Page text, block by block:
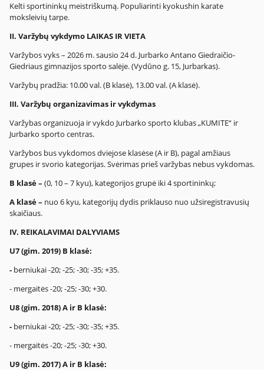
Kelti sportininkų meistriškumą. Populiarinti kyokushin karate
moksleivių tarpe.
II. Varžybų vykdymo LAIKAS IR VIETA
Varžybos vyks – 2026 m. sausio 24 d. Jurbarko Antano Giedraičio-
Giedriaus gimnazijos sporto salėje. (Vydūno g. 15, Jurbarkas).
Varžybų pradžia: 10.00 val. (B klasė), 13.00 val. (A klasė).
III. Varžybų organizavimas ir vykdymas
Varžybas organizuoja ir vykdo Jurbarko sporto klubas „KUMITE“ ir
Jurbarko sporto centras.
Varžybos bus vykdomos dviejose klasėse (A ir B), pagal amžiaus
grupes ir svorio kategorijas. Svėrimas prieš varžybas nebus vykdomas.
B klasė – (0, 10 – 7 kyu), kategorijos grupė iki 4 sportininkų;
A klasė – nuo 6 kyu, kategorijų dydis priklauso nuo užsiregistravusių
skaičiaus.
IV. REIKALAVIMAI DALYVIAMS
U7 (gim. 2019) B klasė:
- berniukai -20; -25; -30; -35; +35.
- mergaitės -20; -25; -30; +30.
U8 (gim. 2018) A ir B klasė:
- berniukai -20; -25; -30; -35; +35.
- mergaitės -20; -25; -30; +30.
U9 (gim. 2017) A ir B klasė: